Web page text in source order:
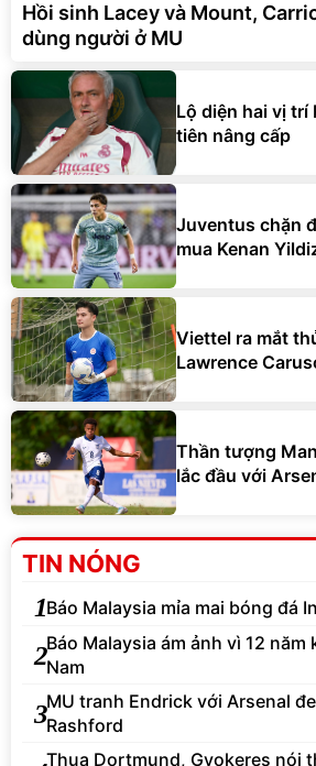
Hồi sinh Lacey và Mount,
dùng người ở MU
Lộ diện hai vị trí
tiên nâng cấp
Juventus chặn
mua Kenan
Viettel ra mắt
Lawrence
Thần tượng
lắc đầu với
TIN NÓNG
1Báo Malaysia mỉa mai bóng đá
2Báo Malaysia ám ảnh vì 12
Nam
3MU tranh Endrick với Arsenal
Rashford
Thua Dortmund, Gyokeres nói